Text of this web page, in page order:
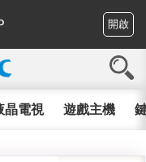
開啟
晶電視 遊戲主機